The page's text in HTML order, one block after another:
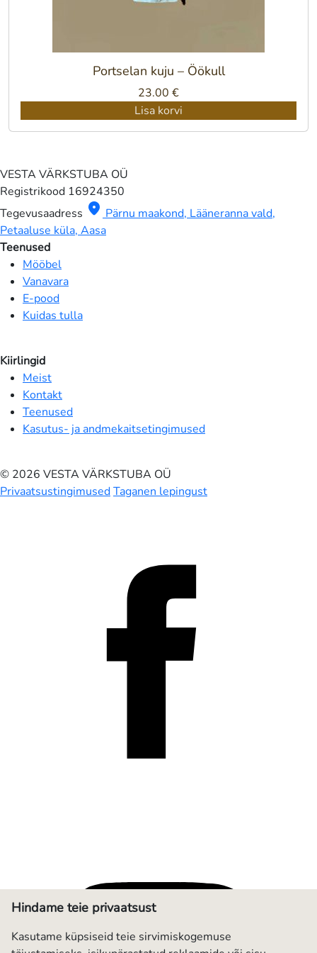
Portselan kuju – Öökull
23.00 €
Lisa korvi
VESTA VÄRKSTUBA OÜ
Registrikood 16924350
Tegevusaadress location_on Pärnu maakond, Lääneranna vald,
Petaaluse küla, Aasa
Teenused
Mööbel
Vanavara
E-pood
Kuidas tulla
Kiirlingid
Meist
Kontakt
Teenused
Kasutus- ja andmekaitsetingimused
© 2026 VESTA VÄRKSTUBA OÜ
PrivaatsustingimusedTaganen lepingust
Hindame teie privaatsust
Kasutame küpsiseid teie sirvimiskogemuse